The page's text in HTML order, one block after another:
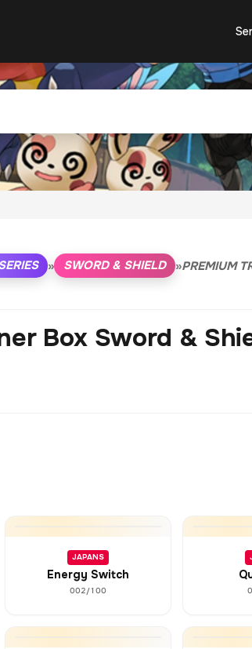
» SWORD & SHIELD »PREMIUM
Box Sword &
JAPANS
Energy Switch
002/100